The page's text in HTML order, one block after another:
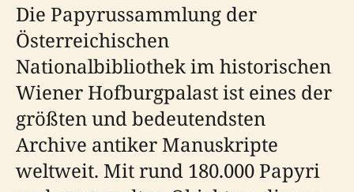
Die Papyrussammlung der
Österreichischen
Nationalbibliothek im historischen
Wiener Hofburgpalast ist eines der
größten und bedeutendsten
Archive antiker Manuskripte
weltweit. Mit rund 180.000 Papyri